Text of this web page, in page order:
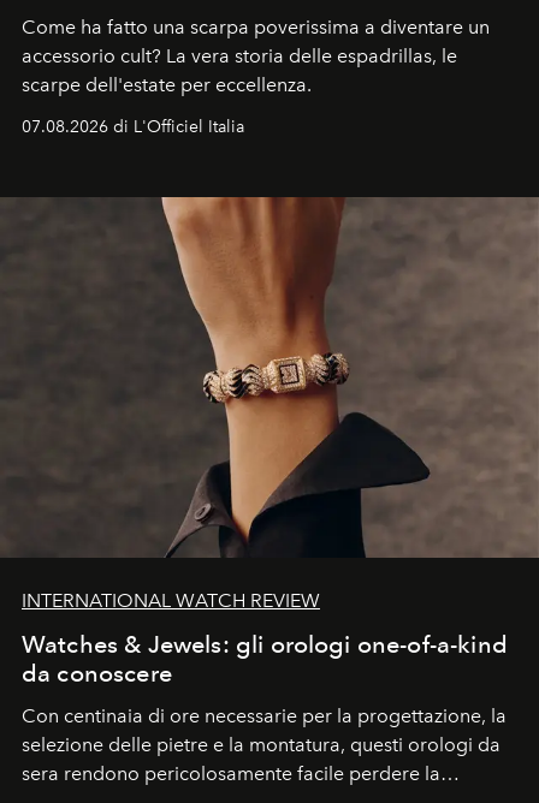
Come ha fatto una scarpa poverissima a diventare un
accessorio cult? La vera storia delle espadrillas, le
scarpe dell'estate per eccellenza.
07.08.2026 di L'Officiel Italia
INTERNATIONAL WATCH REVIEW
Watches & Jewels: gli orologi one-of-a-kind
da conoscere
Con centinaia di ore necessarie per la progettazione, la
selezione delle pietre e la montatura, questi orologi da
sera rendono pericolosamente facile perdere la